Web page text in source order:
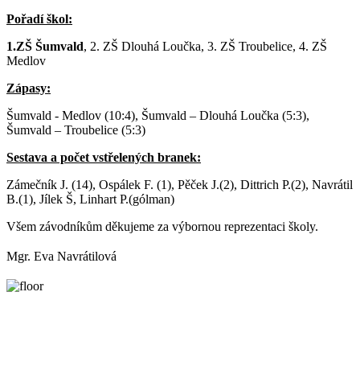
Pořadí škol:
1.ZŠ Šumvald, 2. ZŠ Dlouhá Loučka, 3. ZŠ Troubelice, 4. ZŠ
Medlov
Zápasy:
Šumvald - Medlov (10:4), Šumvald – Dlouhá Loučka (5:3),
Šumvald – Troubelice (5:3)
Sestava a počet vstřelených branek:
Zámečník J. (14), Ospálek F. (1), Pěček J.(2), Dittrich P.(2), Navrátil
B.(1), Jílek Š, Linhart P.(gólman)
Všem závodníkům děkujeme za výbornou reprezentaci školy.
Mgr. Eva Navrátilová